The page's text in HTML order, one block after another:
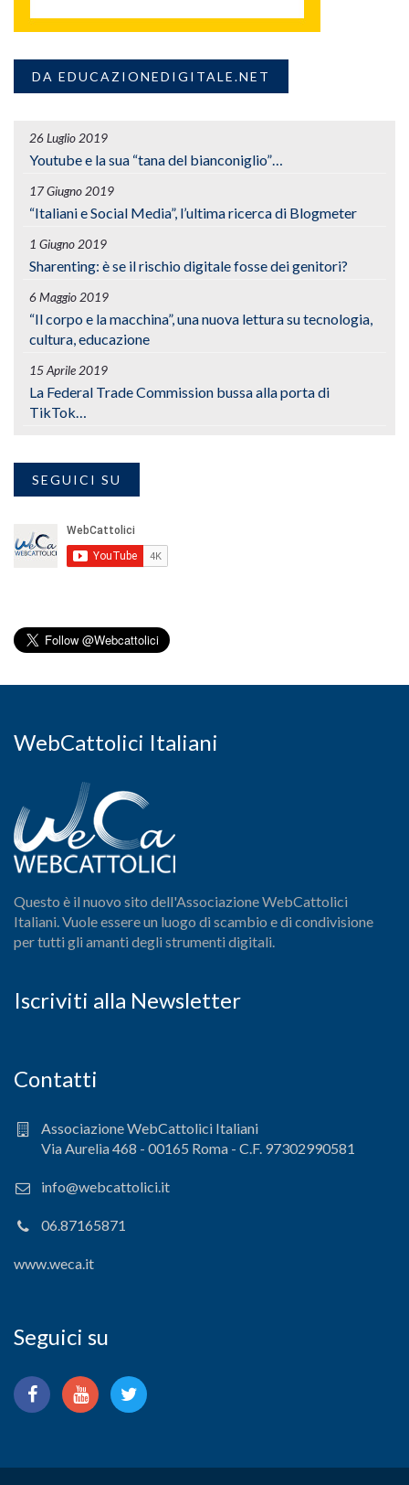
DA EDUCAZIONEDIGITALE.NET
26 Luglio 2019
Youtube e la sua “tana del bianconiglio”…
17 Giugno 2019
“Italiani e Social Media”, l’ultima ricerca di Blogmeter
1 Giugno 2019
Sharenting: è se il rischio digitale fosse dei genitori?
6 Maggio 2019
“Il corpo e la macchina”, una nuova lettura su tecnologia,
cultura, educazione
15 Aprile 2019
La Federal Trade Commission bussa alla porta di
TikTok…
SEGUICI SU
WebCattolici Italiani
Questo è il nuovo sito dell'Associazione WebCattolici
Italiani. Vuole essere un luogo di scambio e di condivisione
per tutti gli amanti degli strumenti digitali.
Iscriviti alla Newsletter
Contatti
Associazione WebCattolici Italiani
Via Aurelia 468 - 00165 Roma - C.F. 97302990581
info@webcattolici.it
06.87165871
www.weca.it
Seguici su